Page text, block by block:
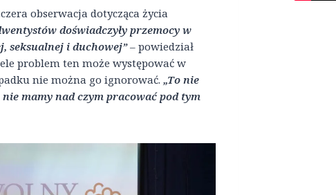
obserwacja dotycząca życia
doświadczyły przemocy w
seksualnej i duchowej”– powiedział
problem ten może występować w
nie można go ignorować. „To nie
mamy nad czym pracować pod tym